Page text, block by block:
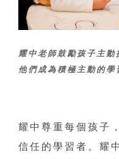
耀中老師鼓勵孩子主
他們成為積極主動的學
耀中尊重每個孩子
信任的學習者。耀